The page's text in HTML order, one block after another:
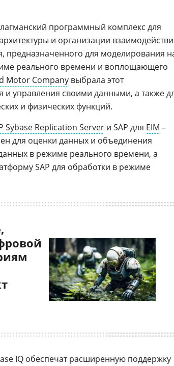
программный комплекс для
и организации
предназначенного для моделирования
реального времени и воплощающего
Motor Company выбрала этот
управления своими данными, а также
и физических функций.
Sybase Replication Server и SAP для EIM –
для оценки данных и объединения
в режиме реального времени, а
SAP для обработки в режиме
IQ обеспечат расширенную поддержку